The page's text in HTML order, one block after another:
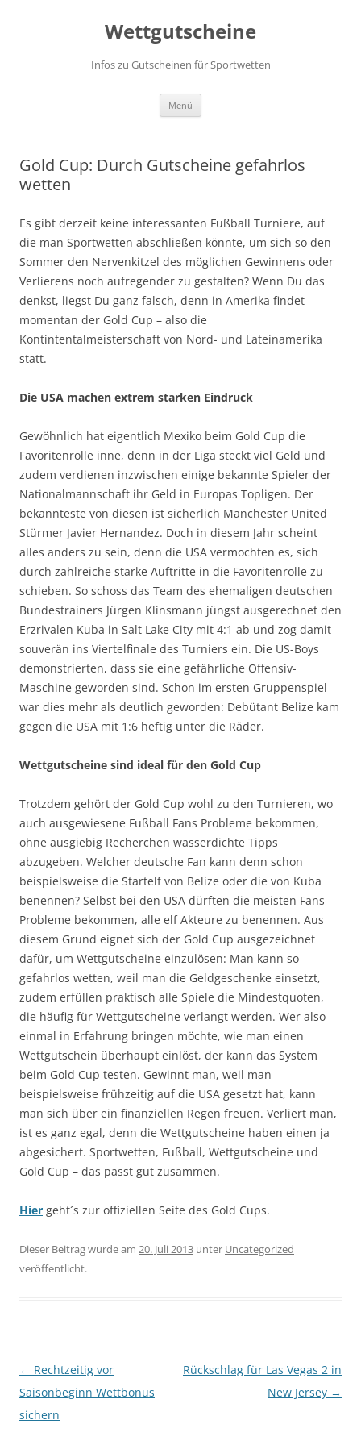
Wettgutscheine
Infos zu Gutscheinen für Sportwetten
Menü
Gold Cup: Durch Gutscheine gefahrlos
wetten
Es gibt derzeit keine interessanten Fußball Turniere, auf
die man Sportwetten abschließen könnte, um sich so den
Sommer den Nervenkitzel des möglichen Gewinnens oder
Verlierens noch aufregender zu gestalten? Wenn Du das
denkst, liegst Du ganz falsch, denn in Amerika findet
momentan der Gold Cup – also die
Kontintentalmeisterschaft von Nord- und Lateinamerika
statt.
Die USA machen extrem starken Eindruck
Gewöhnlich hat eigentlich Mexiko beim Gold Cup die
Favoritenrolle inne, denn in der Liga steckt viel Geld und
zudem verdienen inzwischen einige bekannte Spieler der
Nationalmannschaft ihr Geld in Europas Topligen. Der
bekannteste von diesen ist sicherlich Manchester United
Stürmer Javier Hernandez. Doch in diesem Jahr scheint
alles anders zu sein, denn die USA vermochten es, sich
durch zahlreiche starke Auftritte in die Favoritenrolle zu
schieben. So schoss das Team des ehemaligen deutschen
Bundestrainers Jürgen Klinsmann jüngst ausgerechnet den
Erzrivalen Kuba in Salt Lake City mit 4:1 ab und zog damit
souverän ins Viertelfinale des Turniers ein. Die US-Boys
demonstrierten, dass sie eine gefährliche Offensiv-
Maschine geworden sind. Schon im ersten Gruppenspiel
war dies mehr als deutlich geworden: Debütant Belize kam
gegen die USA mit 1:6 heftig unter die Räder.
Wettgutscheine sind ideal für den Gold Cup
Trotzdem gehört der Gold Cup wohl zu den Turnieren, wo
auch ausgewiesene Fußball Fans Probleme bekommen,
ohne ausgiebig Recherchen wasserdichte Tipps
abzugeben. Welcher deutsche Fan kann denn schon
beispielsweise die Startelf von Belize oder die von Kuba
benennen? Selbst bei den USA dürften die meisten Fans
Probleme bekommen, alle elf Akteure zu benennen. Aus
diesem Grund eignet sich der Gold Cup ausgezeichnet
dafür, um Wettgutscheine einzulösen: Man kann so
gefahrlos wetten, weil man die Geldgeschenke einsetzt,
zudem erfüllen praktisch alle Spiele die Mindestquoten,
die häufig für Wettgutscheine verlangt werden. Wer also
einmal in Erfahrung bringen möchte, wie man einen
Wettgutschein überhaupt einlöst, der kann das System
beim Gold Cup testen. Gewinnt man, weil man
beispielsweise frühzeitig auf die USA gesetzt hat, kann
man sich über ein finanziellen Regen freuen. Verliert man,
ist es ganz egal, denn die Wettgutscheine haben einen ja
abgesichert. Sportwetten, Fußball, Wettgutscheine und
Gold Cup – das passt gut zusammen.
Hier geht´s zur offiziellen Seite des Gold Cups.
Dieser Beitrag wurde am 20. Juli 2013 unter Uncategorized
veröffentlicht.
Beitragsnavigation
← Rechtzeitig vor
Saisonbeginn Wettbonus
sichern
Rückschlag für Las Vegas 2 in
New Jersey →